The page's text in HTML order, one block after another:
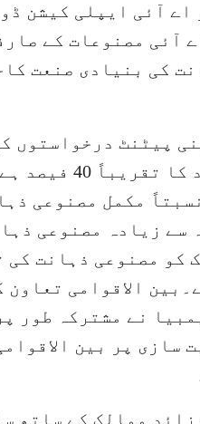
آئی ایپلی کیشن
تجاوز کرچکی ہے ،
مکمل مصنوعی
سے زیادہ مصنوعی
کو مصنوعی ذہانت کی
الاقوامی تعاون
نے مشترکہ طور
سازی پر بین
،روس اور فرانس سمیت 70 سے زائد